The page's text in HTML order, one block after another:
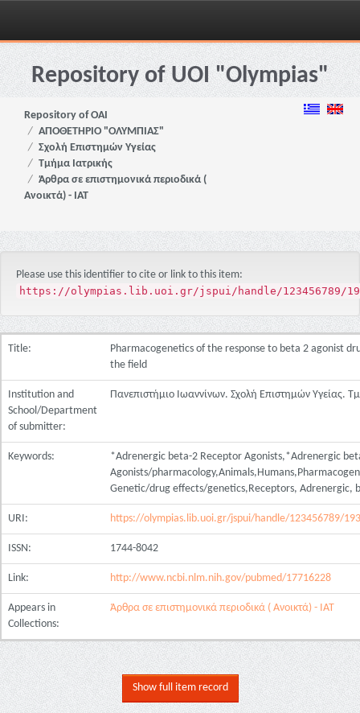
Skip
navigationRepository of UOI "Olympias"
Repository of OAI
ΑΠΟΘΕΤΗΡΙΟ "ΟΛΥΜΠΙΑΣ"
Σχολή Επιστημών Υγείας
Τμήμα Ιατρικής
Άρθρα σε επιστημονικά περιοδικά (
Ανοικτά) - ΙΑΤ
Please use this identifier to cite or link to this item:
https://olympias.lib.uoi.gr/jspui/handle/123456789/
Title:
Pharmacogenetics of the response to beta 2 agonist
the field
Institution and
School/Department
of submitter:
Πανεπιστήμιο Ιωαννίνων. Σχολή Επιστημών Υγείας.
Keywords:
*Adrenergic beta-2 Receptor Agonists,*Adrenergic
Agonists/
Genetic/drug effects/genetics,Receptors, Adrenergic,
URI: https://olympias.lib.uoi.gr/jspui/handle/123456789/
ISSN: 1744-8042
Link: http://www.ncbi.nlm.nih.gov/pubmed/17716228
Appears in
Collections:
Άρθρα σε επιστημονικά περιοδικά ( Ανοικτά) - ΙΑΤ
Show full item record